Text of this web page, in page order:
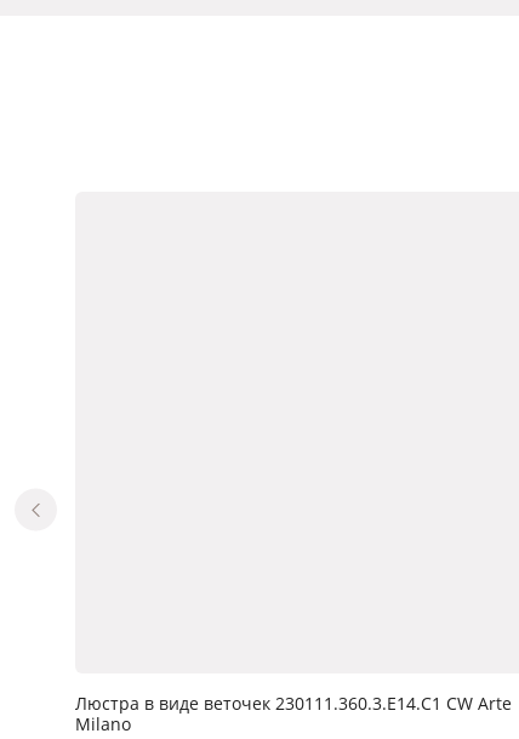
Люстра в виде веточек 230111.360.3.E14.C1 CW Arte
Milano